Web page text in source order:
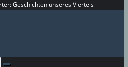
Geschichten unseres Viertels